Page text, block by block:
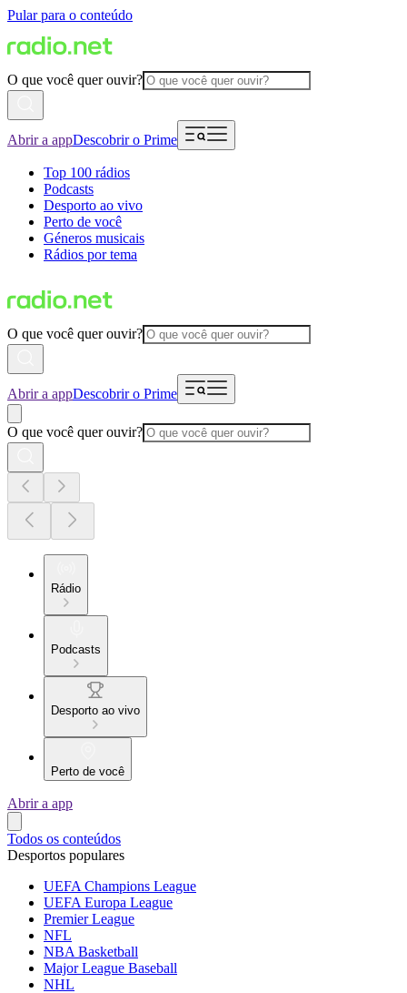
Pular para o conteúdo
O que você quer ouvir?
Abrir a appDescobrir o Prime
Top 100 rádios
Podcasts
Desporto ao vivo
Perto de você
Géneros musicais
Rádios por tema
O que você quer ouvir?
Abrir a appDescobrir o Prime
O que você quer ouvir?
Rádio
Podcasts
Desporto ao vivo
Perto de você
Abrir a app
Todos os conteúdos
Desportos populares
UEFA Champions League
UEFA Europa League
Premier League
NFL
NBA Basketball
Major League Baseball
NHL